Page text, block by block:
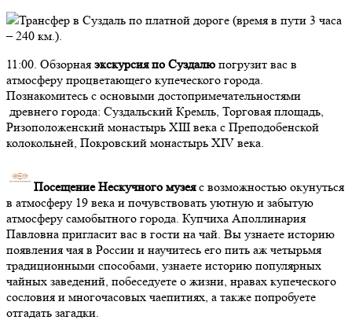
Трансфер в Суздаль по платной дороге (время в пути 3 часа
– 240 км.).
11:00. Обзорная экскурсияпо Суздалю погрузит вас в
атмосферу процветающего купеческого города.
Познакомитесь с основыми достопримечательностями
древнего города: Суздальский Кремль, Торговая площадь,
Ризоположенский монастырь XIII века с Преподобенской
колокольней, Покровский монастырь XIV века.
Посещение Нескучного музеяс возможностью окунуться
в атмосферу 19 века и почувствовать уютную и забытую
атмосферу самобытного города. Купчиха Аполлинария
Павловна пригласит вас в гости на чай. Вы узнаете историю
появления чая в России и научитесь его пить аж четырьмя
традиционными способами, узнаете историю популярных
чайных заведений, побеседуете о жизни, нравах купеческого
сословия и многочасовых чаепитиях, а также попробуете
отгадать загадки.